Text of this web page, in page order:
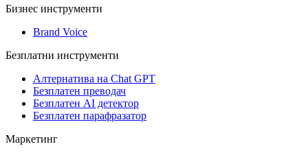
Бизнес инструменти
Brand Voice
Безплатни инструменти
Алтернатива на Chat GPT
Безплатен преводач
Безплатен AI детектор
Безплатен парафразатор
Маркетинг